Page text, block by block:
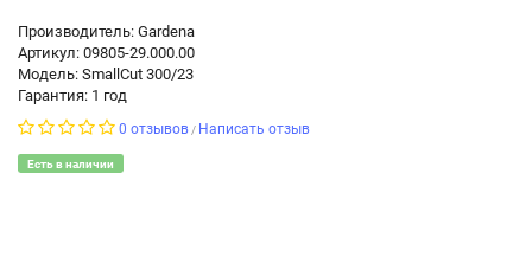
Производитель: Gardena
Артикул: 09805-29.000.00
Модель: SmallCut 300/23
Гарантия: 1 год
0 отзывов / Написать отзыв
Есть в наличии